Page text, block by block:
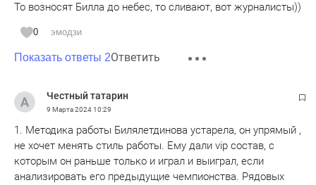
То возносят Билла до небес, то сливают, вот журналисты))
0 эмодзи
Показать ответы 2Ответить
Честный татарин
9 Марта 202410:29
1. Методика работы Билялетдинова устарела, он упрямый ,
не хочет менять стиль работы. Ему дали vip состав, с
которым он раньше только и играл и выиграл, если
анализировать его предыдущие чемпионства. Рядовых